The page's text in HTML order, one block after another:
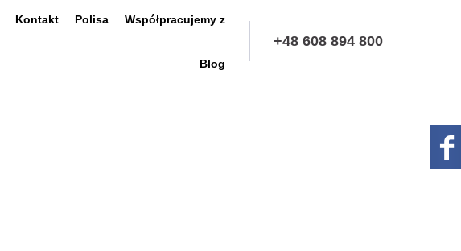
Kontakt Polisa Współpracujemy z
Blog
+48 608 894 800